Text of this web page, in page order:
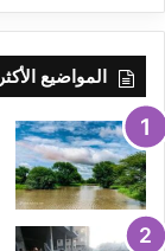
المواضيع